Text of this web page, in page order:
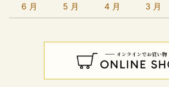
6 月 5 月 4 月 3 月